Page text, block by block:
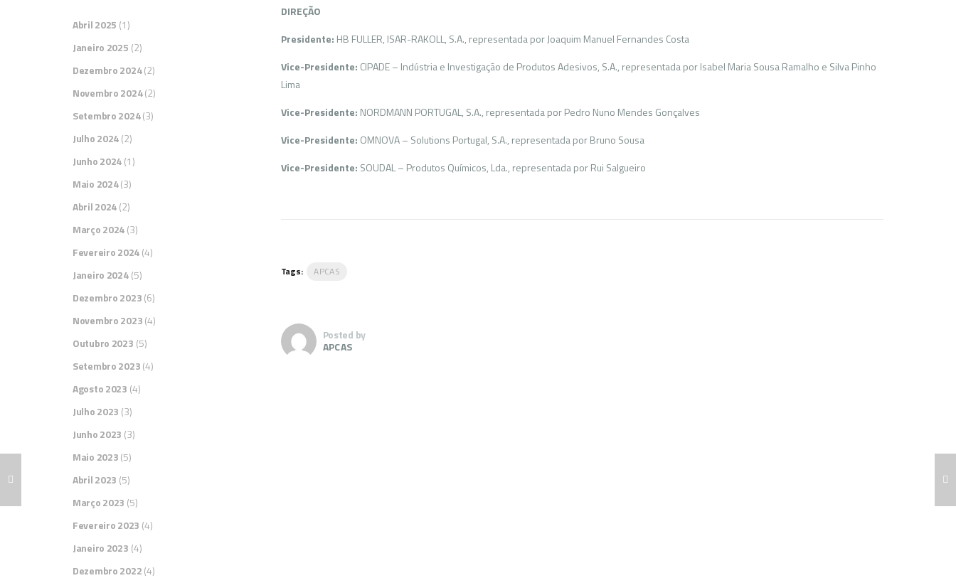
DIREÇÃO
Presidente: HB FULLER, ISAR-RAKOLL, S.A., representada por Joaquim Manuel Fernandes Costa
Vice-Presidente: CIPADE – Indústria e Investigação de Produtos Adesivos, S.A., representada por Isabel Maria Sousa Ramalho e Silva Pinho
Lima
Vice-Presidente: NORDMANN PORTUGAL, S.A., representada por Pedro Nuno Mendes Gonçalves
Vice-Presidente: OMNOVA – Solutions Portugal, S.A., representada por Bruno Sousa
Vice-Presidente: SOUDAL – Produtos Químicos, Lda., representada por Rui Salgueiro
Tags: APCAS
Posted by
APCAS
Abril 2025 (1)
Janeiro 2025 (2)
Dezembro 2024(2)
Novembro 2024(2)
Setembro 2024(3)
Julho 2024(2)
Junho 2024(1)
Maio 2024(3)
Abril 2024(2)
Março 2024(3)
Fevereiro 2024(4)
Janeiro 2024(5)
Dezembro 2023(6)
Novembro 2023(4)
Outubro 2023 (5)
Setembro 2023(4)
Agosto 2023 (4)
Julho 2023 (3)
Junho 2023 (3)
Maio 2023(5)
Abril 2023 (5)
Março 2023 (5)
Fevereiro 2023 (4)
Janeiro 2023 (4)
Dezembro 2022(4)